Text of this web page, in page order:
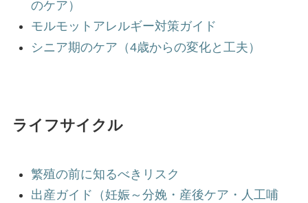
のケア）
モルモットアレルギー対策ガイド
シニア期のケア（4歳からの変化と工夫）
ライフサイクル
繁殖の前に知るべきリスク
出産ガイド（妊娠～分娩・産後ケア・人工哺